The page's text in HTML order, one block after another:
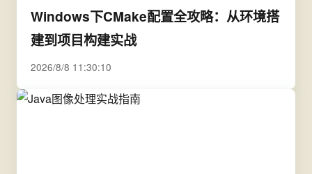
Windows下CMake配置全攻略：从环境搭
建到项目构建实战
2026/8/8 11:30:10